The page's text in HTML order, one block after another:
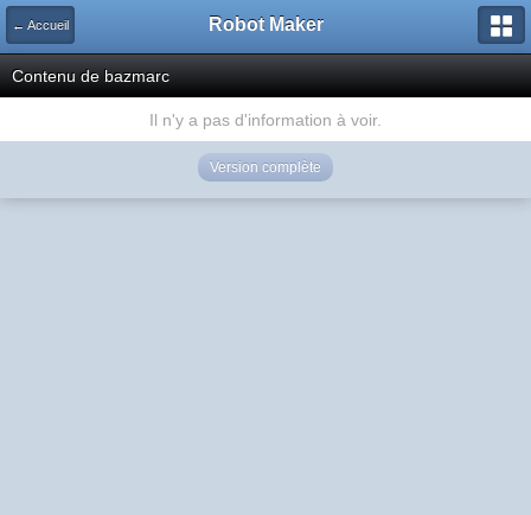
← Accueil Robot Maker
Contenu de bazmarc
Il n'y a pas d'information à voir.
Version complète